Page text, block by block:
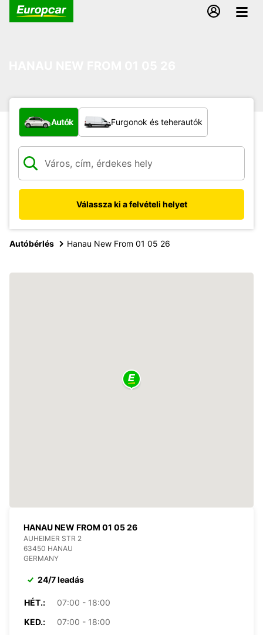
Milyen típusú jármű?
Autók Furgonok és teherautók
Válassza ki a felvételi helyet
Autóbérlés Hanau New From 01 05 26
HANAU NEW FROM 01 05 26
AUHEIMER STR 2
63450 HANAU
GERMANY
24/7 leadás
HÉT.:
07:00 - 18:00
KED.:
07:00 - 18:00